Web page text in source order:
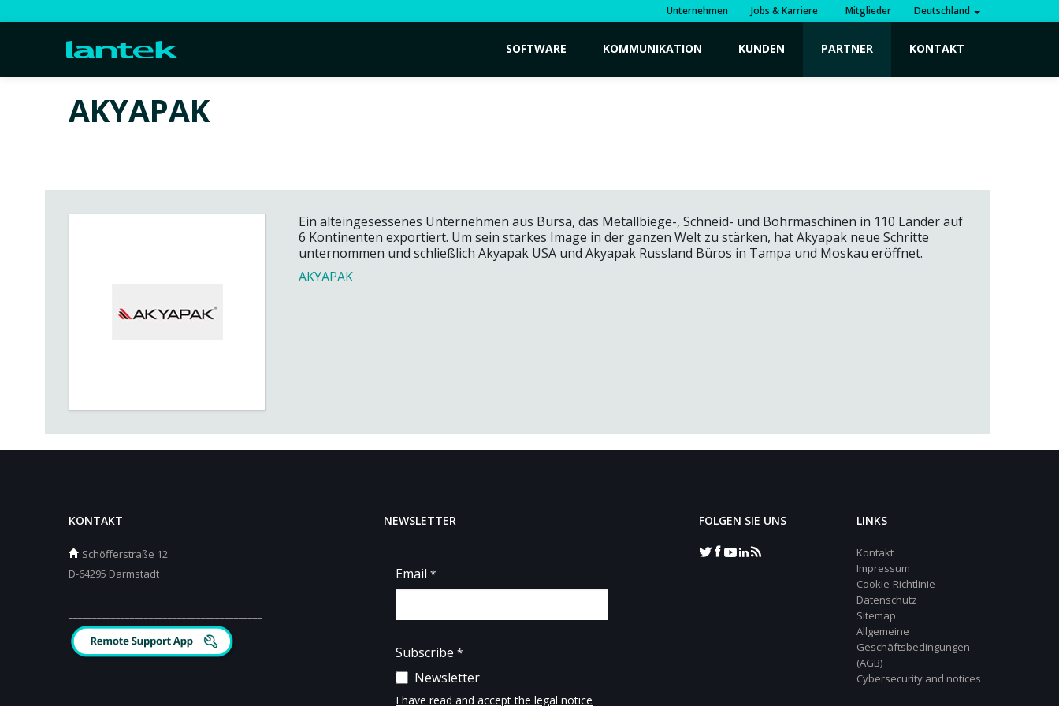
Unternehmen Jobs & Karriere Mitglieder Deutschland
SOFTWARE KOMMUNIKATION KUNDEN PARTNER KONTAKT
AKYAPAK
Ein alteingesessenes Unternehmen aus Bursa, das Metallbiege-, Schneid- und Bohrmaschinen in 110 Länder auf
6 Kontinenten exportiert. Um sein starkes Image in der ganzen Welt zu stärken, hat Akyapak neue Schritte
unternommen und schließlich Akyapak USA und Akyapak Russland Büros in Tampa und Moskau eröffnet.
AKYAPAK
KONTAKT
Schöfferstraße 12
D-64295 Darmstadt
NEWSLETTER FOLGEN SIE UNS LINKS
Kontakt
Impressum
Cookie-Richtlinie
Datenschutz
Sitemap
Allgemeine
Geschäftsbedingungen
(AGB)
Cybersecurity and notices